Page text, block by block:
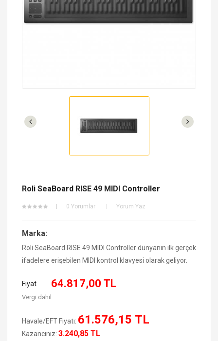
Roli SeaBoard RISE 49 MIDI Controller
0 Yorumlar Yorum Yaz
Marka:
Roli SeaBoard RISE 49 MIDI Controller dünyanın ilk gerçek
ifadelere erişebilen MIDI kontrol klavyesi olarak geliyor.
Fiyat 64.817,00 TL
Vergi dahil
Havale/EFT Fiyatı: 61.576,15 TL
Kazancınız: 3.240,85 TL